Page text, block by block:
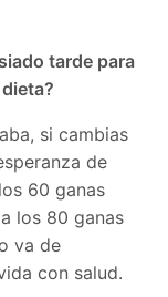
tarde para
si cambias
de
60 ganas
los 80 ganas
va de
con salud.